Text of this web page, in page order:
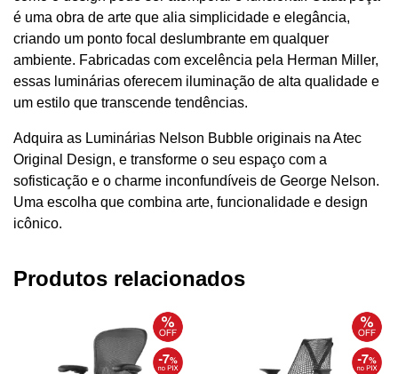
é uma obra de arte que alia simplicidade e elegância,
criando um ponto focal deslumbrante em qualquer
ambiente. Fabricadas com excelência pela Herman Miller,
essas luminárias oferecem iluminação de alta qualidade e
um estilo que transcende tendências.
Adquira as Luminárias Nelson Bubble originais na Atec
Original Design, e transforme o seu espaço com a
sofisticação e o charme inconfundíveis de George Nelson.
Uma escolha que combina arte, funcionalidade e design
icônico.
Produtos relacionados